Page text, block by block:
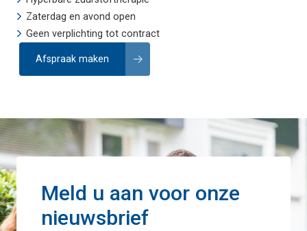
Zaterdag en avond open
Geen verplichting tot contract
Afspraak maken
Meld u aan voor onze
nieuwsbrief